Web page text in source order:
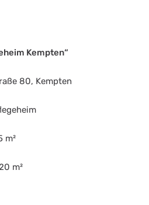
Kempten“
80, Kempten
m²
m²